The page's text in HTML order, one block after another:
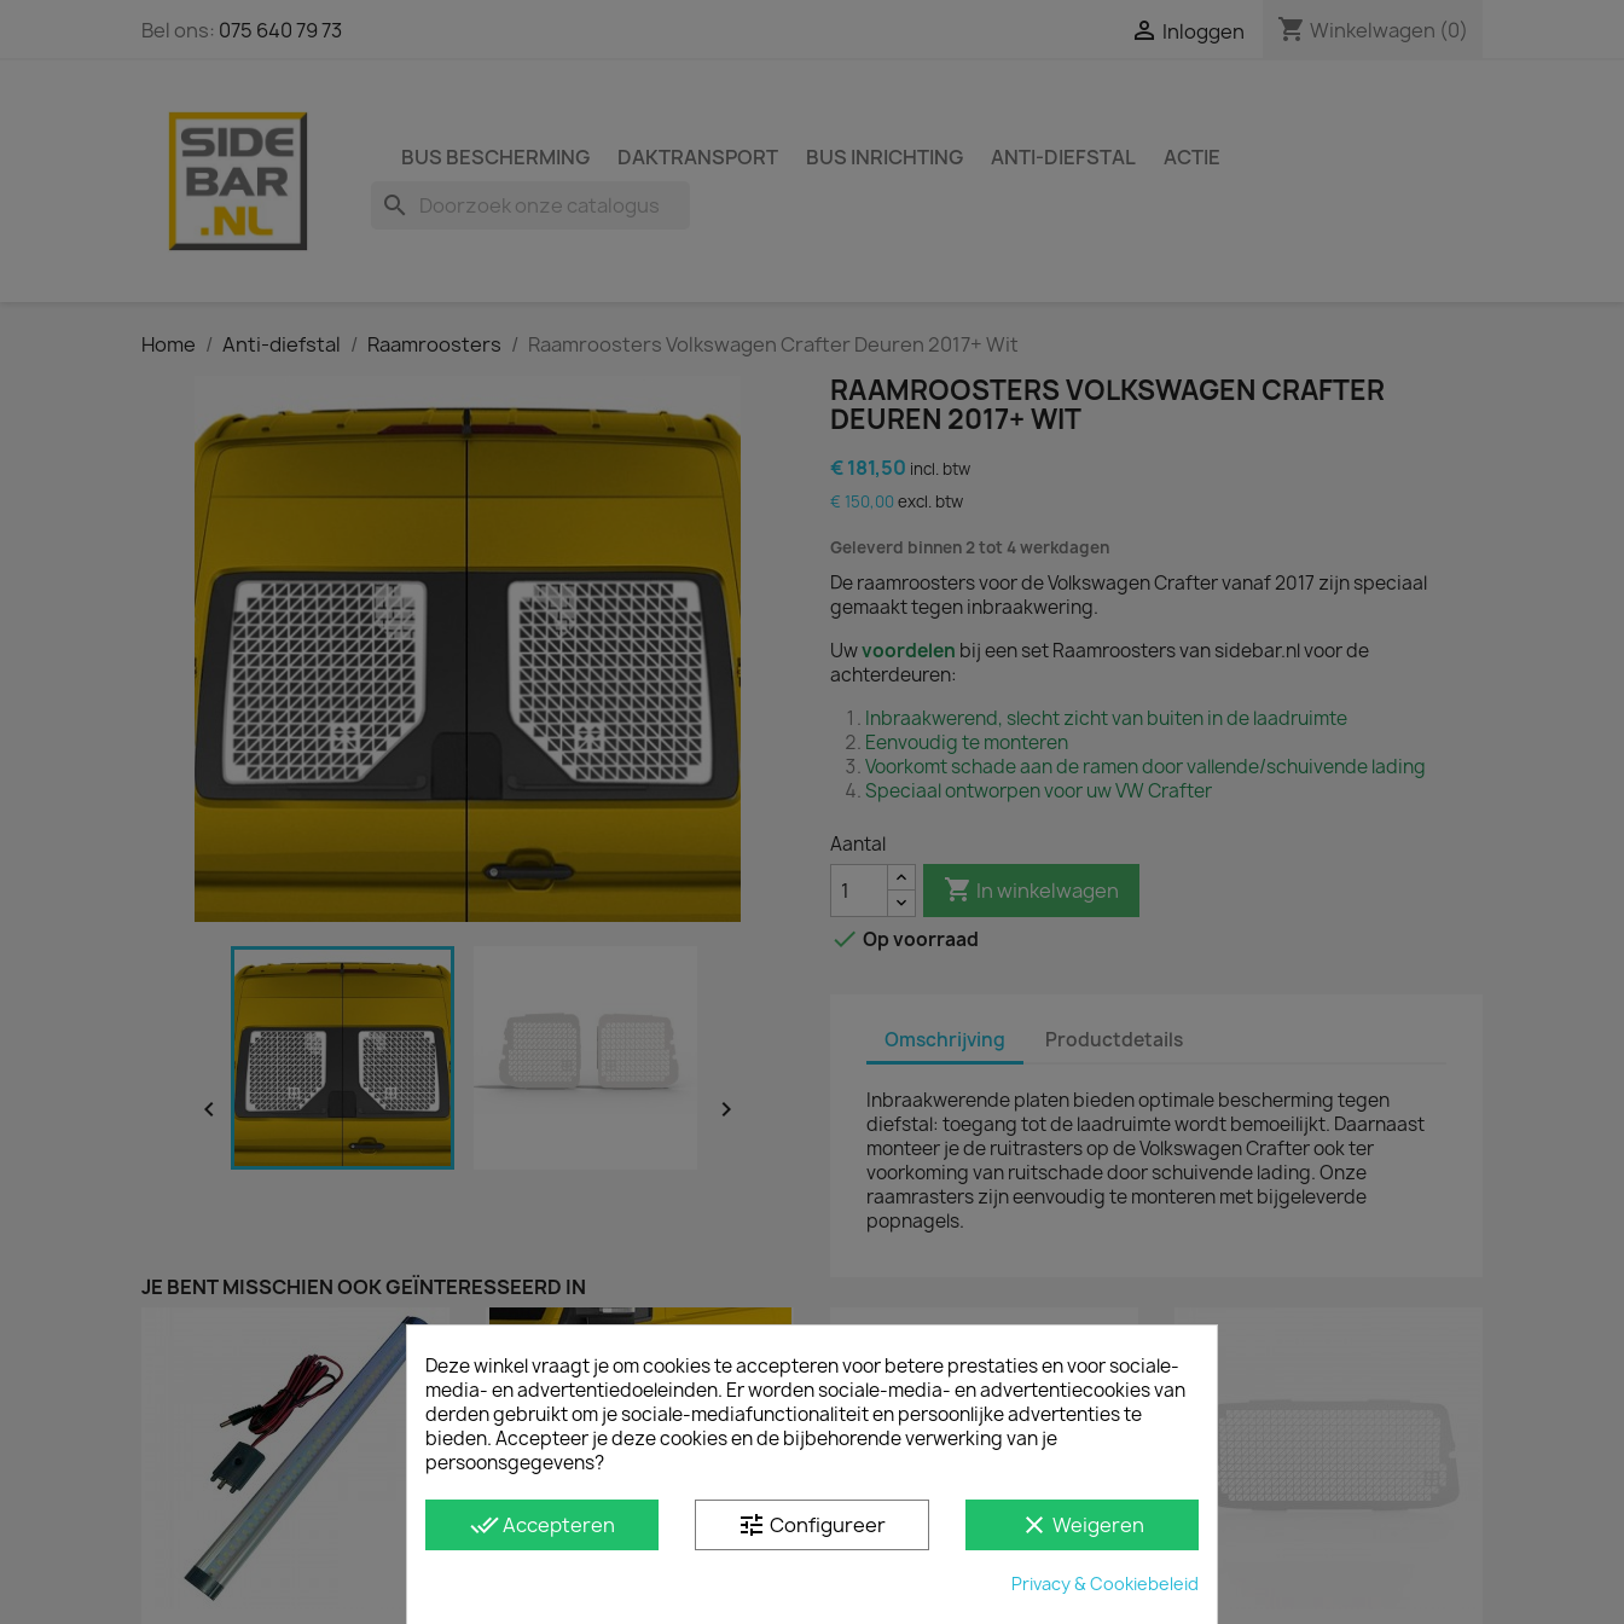
Bel ons: 075 640 79 73  Inloggen shopping_cart Winkelwagen (0)
BUS BESCHERMING DAKTRANSPORT BUS INRICHTING ANTI-DIEFSTAL ACTIE
search
Home Anti-diefstal Raamroosters Raamroosters Volkswagen Crafter Deuren 2017+ Wit
 
RAAMROOSTERS VOLKSWAGEN CRAFTER
DEUREN 2017+ WIT
€ 181,50 incl. btw
€ 150,00 excl. btw
Geleverd binnen 2 tot 4 werkdagen
De raamroosters voor de Volkswagen Crafter vanaf 2017 zijn speciaal
gemaakt tegen inbraakwering.
Uwvoordelen bij een set Raamroosters van sidebar.nl voor de
achterdeuren:
Inbraakwerend, slecht zicht van buiten in de laadruimte
Eenvoudig te monteren
Voorkomt schade aan de ramen door vallende/schuivende lading
Speciaal ontworpen voor uw VW Crafter
Aantal
 In winkelwagen
 Op voorraad
Omschrijving Productdetails
Inbraakwerende platen bieden optimale bescherming tegen
diefstal: toegang tot de laadruimte wordt bemoeilijkt. Daarnaast
monteer je de ruitrasters op de Volkswagen Crafter ook ter
voorkoming van ruitschade door schuivende lading. Onze
raamrasters zijn eenvoudig te monteren met bijgeleverde
popnagels.
JE BENT MISSCHIEN OOK GEÏNTERESSEERD IN
Deze winkel vraagt je om cookies te accepteren voor betere prestaties en voor sociale-
media- en advertentiedoeleinden. Er worden sociale-media- en advertentiecookies van
derden gebruikt om je sociale-mediafunctionaliteit en persoonlijke advertenties te
bieden. Accepteer je deze cookies en de bijbehorende verwerking van je
persoonsgegevens?
done_allAccepteren tune Configureer clear Weigeren
Privacy & Cookiebeleid